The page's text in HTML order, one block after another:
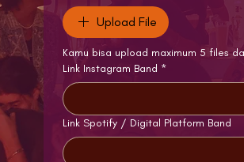
Upload File
Kamu bisa upload maximum 5 files
Link Instagram Band *
Link Spotify / Digital Platform Band